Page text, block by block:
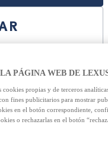
Guardar
PÁGINA WEB DE
cookies propias y de terceros
fines publicitarios para mostrar
en el botón correspondiente,
o rechazarlas en el botón